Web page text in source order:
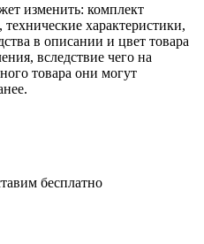
изменить: комплект
характеристики,
в описании и цвет товара
вследствие чего на
товара они могут
бесплатно